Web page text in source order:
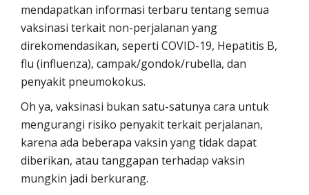
mendapatkan informasi terbaru tentang semua
vaksinasi terkait non-perjalanan yang
direkomendasikan, seperti COVID-19, Hepatitis B,
flu (influenza), campak/gondok/rubella, dan
penyakit pneumokokus.
Oh ya, vaksinasi bukan satu-satunya cara untuk
mengurangi risiko penyakit terkait perjalanan,
karena ada beberapa vaksin yang tidak dapat
diberikan, atau tanggapan terhadap vaksin
mungkin jadi berkurang.